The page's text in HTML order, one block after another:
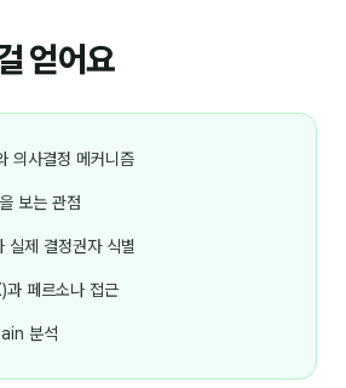
얻어요
의사결정 메커니즘
보는 관점
제 결정권자 식별
과 페르소나 접근
분석